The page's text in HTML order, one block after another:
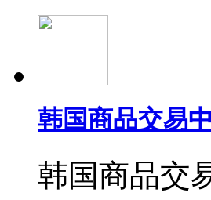
韩国商品交易
韩国商品交